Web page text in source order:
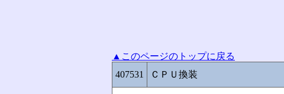
▲このページのトップに戻る
407531
ＣＰＵ換装